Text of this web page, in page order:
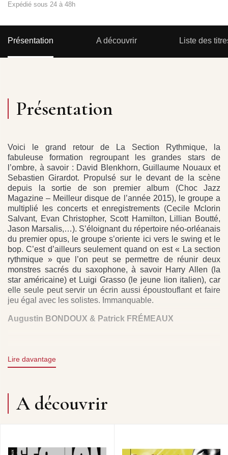
Expédié sous 24 à 48h
Présentation A découvrir Liste des
Présentation
Voici le grand retour de La Section Rythmique, la
fabuleuse formation regroupant les grandes stars de
l’ombre, à savoir : David Blenkhorn, Guillaume Nouaux et
Sebastien Girardot. Propulsé sur le devant de la scène
depuis la sortie de son premier album (Choc Jazz
Magazine – Meilleur disque de l’année 2015), le groupe a
multiplié les concerts et enregistrements (Cecile Mclorin
Salvant, Evan Christopher, Scott Hamilton, Lillian Boutté,
Jason Marsalis,…). S’éloignant du répertoire néo-orléanais
du premier opus, le groupe s’oriente ici vers le swing et le
bop. C’est d’ailleurs seulement quand on est « La section
rythmique » que l’on peut se permettre de réunir deux
monstres sacrés du saxophone, à savoir Harry Allen (la
star américaine) et Luigi Grasso (le jeune lion italien), car
elle seule peut servir un écrin aussi époustouflant et faire
jeu égal avec les solistes. Immanquable.
Augustin BONDOUX & Patrick FRÉMEAUX
PRODUCTION : LA SECTION RYTHMIQUE
DROITS : FREMEAUX & ASSOCIES
Girardot. Catapulted to the front of the stage with the
Lire davantage
A découvrir